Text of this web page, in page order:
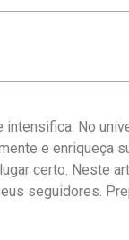
No
e ⁢enriqueça
‌certo. Neste
⁣seguidores.